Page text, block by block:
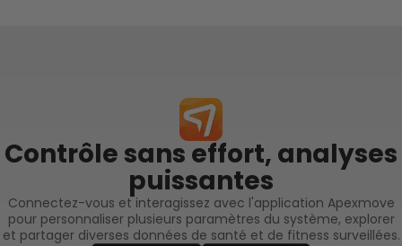
Contrôle sans effort, analyses
puissantes
Connectez-vous et interagissez avec l'application Apexmove
pour personnaliser plusieurs paramètres du système, explorer
et partager diverses données de santé et de fitness surveillées.